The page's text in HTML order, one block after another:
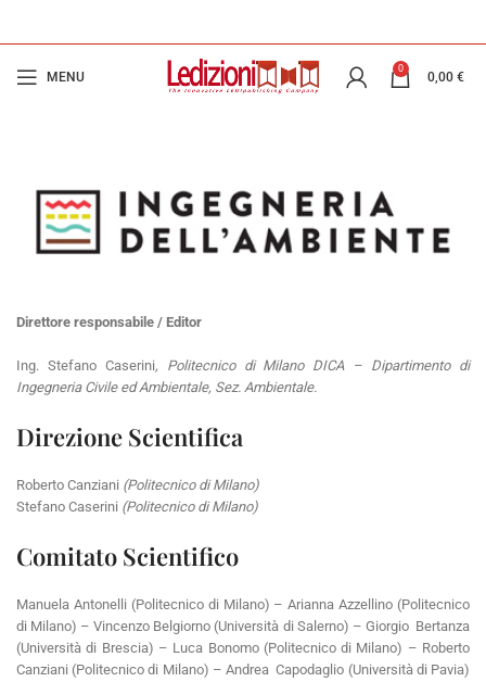
MENU
0
0,00 €
Direttore responsabile / Editor
Ing. Stefano Caserini, Politecnico di Milano DICA – Dipartimento di
Ingegneria Civile ed Ambientale, Sez. Ambientale.
Direzione Scientifica
Roberto Canziani (Politecnico di Milano)
Stefano Caserini (Politecnico di Milano)
Comitato Scientifico
Manuela Antonelli (Politecnico di Milano) – Arianna Azzellino (Politecnico
di Milano) – Vincenzo Belgiorno (Università di Salerno) – Giorgio Bertanza
(Università di Brescia) – Luca Bonomo (Politecnico di Milano) – Roberto
Canziani (Politecnico di Milano) – Andrea Capodaglio (Università di Pavia)